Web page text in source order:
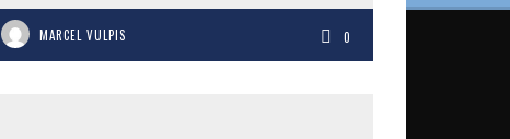
MARCEL VULPIS 0